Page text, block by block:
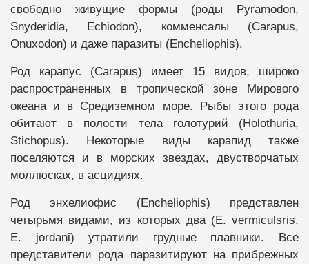
свободно живущие формы (роды Pyramodon,
Snyderidia, Echiodon), комменсалы (Carapus,
Onuxodon) и даже паразиты (Encheliophis).
Род карапус (Carapus) имеет 15 видов, широко
распространенных в тропической зоне Мирового
океана и в Средиземном море. Рыбы этого рода
обитают в полости тела голотурий (Holothuria,
Stichopus). Некоторые виды карапид также
поселяются и в морских звездах, двустворчатых
моллюсках, в асцидиях.
Род энхелиофис (Encheliophis) представлен
четырьмя видами, из которых два (E. vermiculsris,
E. jordani) утратили грудные плавники. Все
представители рода паразитируют на прибрежных